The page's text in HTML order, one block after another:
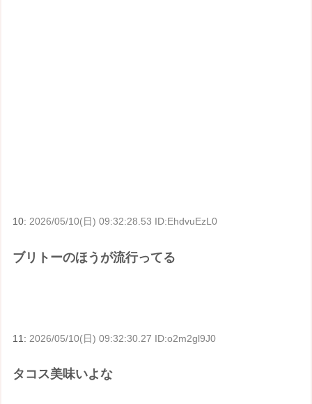
10:2026/05/10(日) 09:32:28.53 ID:EhdvuEzL0
ブリトーのほうが流行ってる
11: 2026/05/10(日) 09:32:30.27 ID:o2m2gl9J0
タコス美味いよな